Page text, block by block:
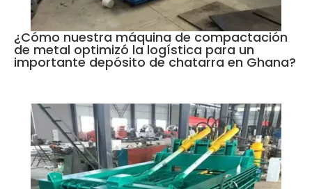
¿Cómo nuestra máquina de compactación
de metal optimizó la logística para un
importante depósito de chatarra en Ghana?